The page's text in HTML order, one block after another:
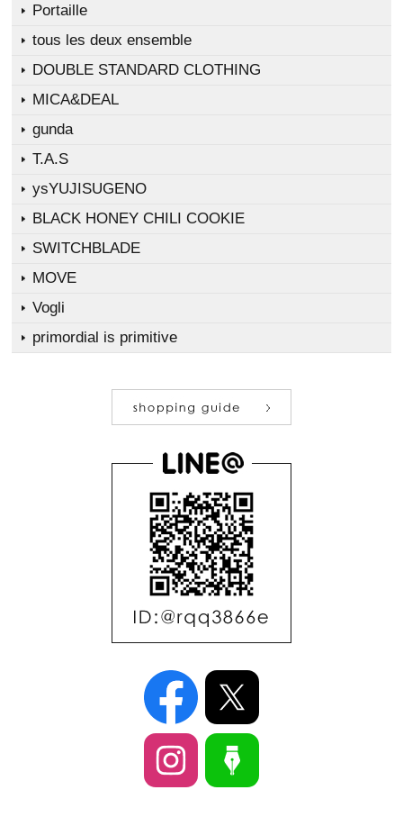
Portaille
tous les deux ensemble
DOUBLE STANDARD CLOTHING
MICA&DEAL
gunda
T.A.S
ysYUJISUGENO
BLACK HONEY CHILI COOKIE
SWITCHBLADE
MOVE
Vogli
primordial is primitive